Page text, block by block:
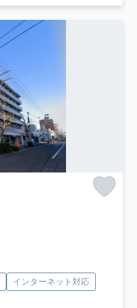
インターネット対応